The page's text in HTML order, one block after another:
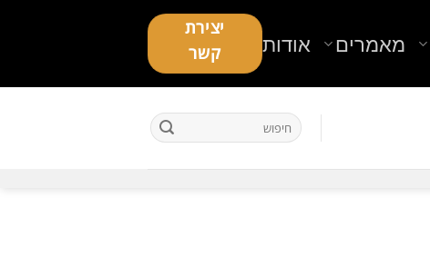
מאמרים אודות
יצירת
קשר